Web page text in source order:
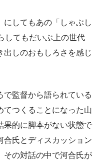
にしてもあの「しゃぶし
してもだいぶ上の世代
しのおもしろさを感じ
で監督から語られている
てつくることになった山
果的に脚本がない状態で
合氏とディスカッション
その対話の中で河合氏が